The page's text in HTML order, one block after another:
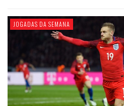
JOGADAS DA SEMANA